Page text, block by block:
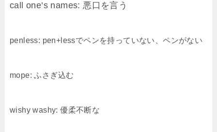
call one’s names: 悪口を言う
penless: pen+lessでペンを持っていない、ペンがない
mope: ふさぎ込む
wishy washy: 優柔不断な